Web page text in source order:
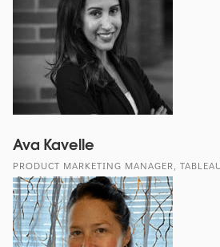
Ava Kavelle
PRODUCT MARKETING MANAGER,